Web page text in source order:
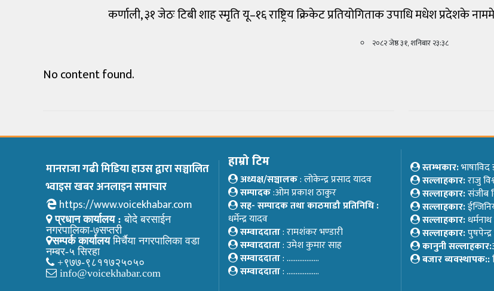
कर्णाली, ३१ जेठः टिबी शाह स्मृति यू–१६ राष्ट्रिय क्रिकेट प्रतियोगिताक उपाधि मधेश
२०८२ जेष्ठ ३१, शनिबार २३:३८
No content found.
मानराजा गढी मिडिया हाउस द्वारा सञ्चालित
भ्वाइस खबर अनलाइन समाचार
https://www.voicekhabar.com
प्रधान कार्यालय : बोदे बरसाईन
नगरपालिका-७सप्तरी
सम्पर्क कार्यालयमिर्चैया नगरपालिका वडा
नम्बर-५ सिरहा
+९७७-९८११७२५०५०
info@voicekhabar.com
हाम्रो टिम
अध्यक्ष/सञ्चालक: लोकेन्द्र प्रसाद यादव
सम्पादक:ओम प्रकाश ठाकुर
सह- सम्पादक तथा काठमाडौ प्रतिनिधि :
धर्मेन्द्र यादव
सम्वाददाता: रामशंकर भण्डारी
सम्वाददाता: उमेश कुमार साह
सम्वाददाता: ………………
सम्वाददाता: ………………
स्तम्भकार:भाषाविद
सल्लाहकार:राजु
सल्लाहकार:संजीब
सल्लाहकार:
सल्लाहकार:
सल्लाहकार:
कानुनी सल्लाहकार:
बजार ब्यवस्थापक::